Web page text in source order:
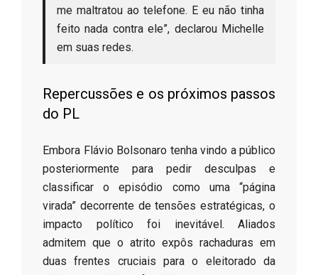
me maltratou ao telefone. E eu não tinha
feito nada contra ele”, declarou Michelle
em suas redes.
​Repercussões e os próximos passos
do PL
​Embora Flávio Bolsonaro tenha vindo a público
posteriormente para pedir desculpas e
classificar o episódio como uma “página
virada” decorrente de tensões estratégicas, o
impacto político foi inevitável. Aliados
admitem que o atrito expôs rachaduras em
duas frentes cruciais para o eleitorado da